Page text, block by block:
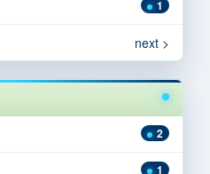
1
next >
2
1